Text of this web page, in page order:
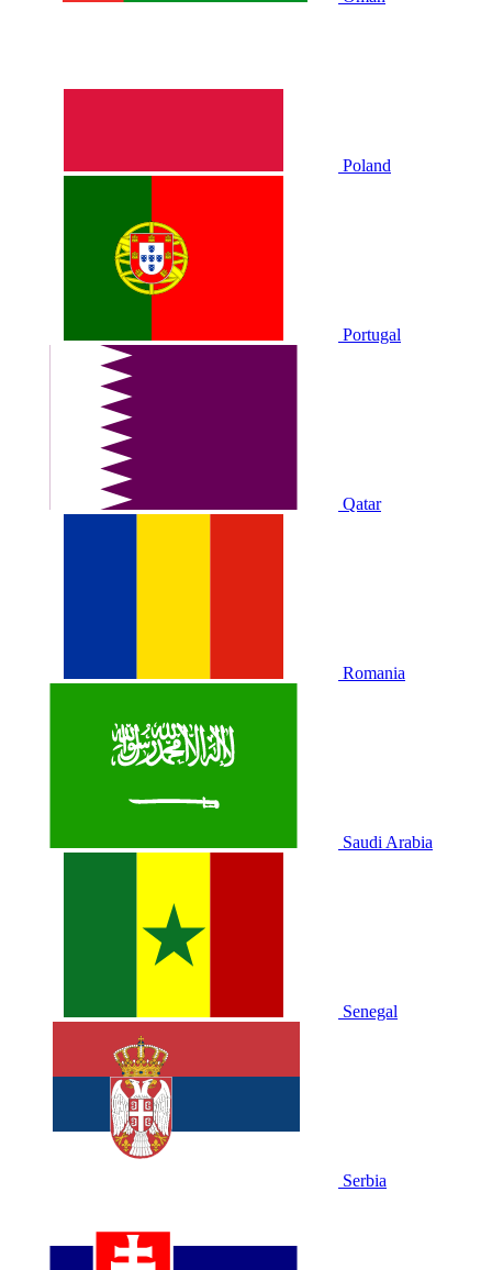
Poland
Portugal
Qatar
Romania
Saudi Arabia
Senegal
Serbia